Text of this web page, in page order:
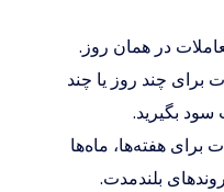
در همان روز.
برای چند روز یا چند
بگیرید.
برای هفته‌ها، ماه‌ها
بلندمدت.